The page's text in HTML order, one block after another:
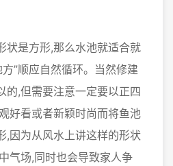
是方形,那么水池就适合就
”顺应自然循环。当然修建
的,但需要注意一定要以正四
好看或者新颖时尚而将鱼池
,因为从风水上讲这样的形状
气场,同时也会导致家人争